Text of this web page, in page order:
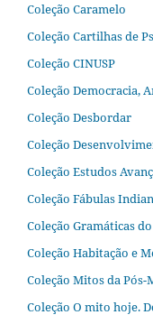
Coleção Caramelo
Coleção Cartilhas de
Coleção CINUSP
Coleção Democracia,
Coleção Desbordar
Coleção
Coleção Estudos
Coleção Fábulas
Coleção Gramáticas
Coleção Habitação e
Coleção Mitos da
Coleção O mito hoje.